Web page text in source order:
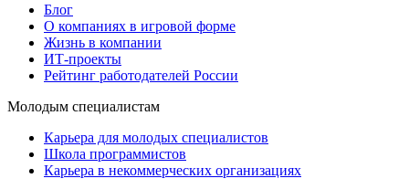
Блог
О компаниях в игровой форме
Жизнь в компании
ИТ-проекты
Рейтинг работодателей России
Молодым специалистам
Карьера для молодых специалистов
Школа программистов
Карьера в некоммерческих организациях